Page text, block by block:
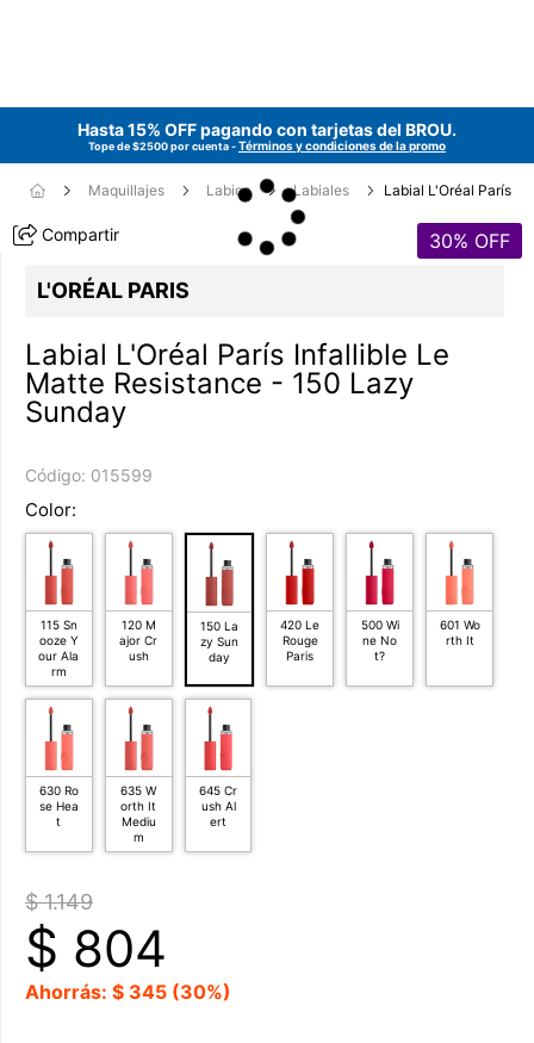
Hasta 15% OFF pagando con tarjetas del BROU.
Tope de $2500 por cuenta -Términos y condiciones de la promo
Maquillajes Labios Labiales Labial L'Oréal París
Compartir 30% OFF
L'ORÉAL PARIS
Labial L'Oréal París Infallible Le
Matte Resistance - 150 Lazy
Sunday
Código: 015599
Color:
115 Sn
ooze Y
our Ala
rm
120 M
ajor Cr
ush
150 La
zy Sun
day
420 Le
Rouge
Paris
500 Wi
ne No
t?
601 Wo
rth It
630 Ro
se Hea
t
635 W
orth It
Mediu
m
645 Cr
ush Al
ert
$ 1.149
$ 804
Ahorrás: $ 345 (30%)